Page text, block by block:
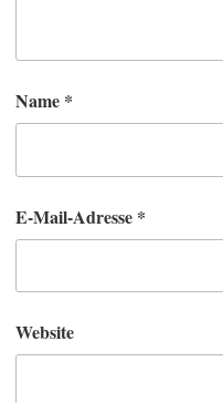
Name *
E-Mail-Adresse *
Website